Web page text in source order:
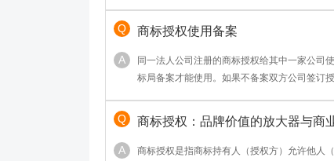
商标授权使用备案
同一法人公司注册的商标授权给其中一家公司
标局备案才能使用。如果不备案双方公司签订
商标授权：品牌价值的放大器与商
商标授权是指商标持有人（授权方）允许他人